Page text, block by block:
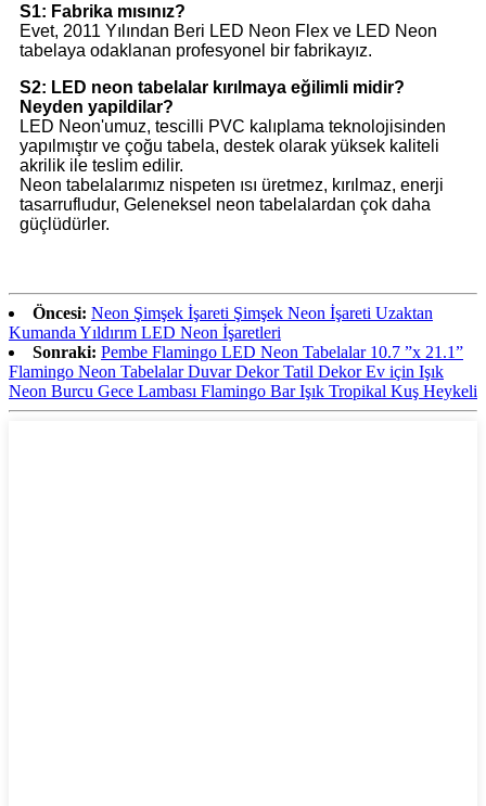
S1: Fabrika mısınız?
Evet, 2011 Yılından Beri LED Neon Flex ve LED Neon
tabelaya odaklanan profesyonel bir fabrikayız.
S2: LED neon tabelalar kırılmaya eğilimli midir?
Neyden yapildilar?
LED Neon'umuz, tescilli PVC kalıplama teknolojisinden
yapılmıştır ve çoğu tabela, destek olarak yüksek kaliteli
akrilik ile teslim edilir.
Neon tabelalarımız nispeten ısı üretmez, kırılmaz, enerji
tasarrufludur, Geleneksel neon tabelalardan çok daha
güçlüdürler.
Öncesi: Neon Şimşek İşareti Şimşek Neon İşareti Uzaktan
Kumanda Yıldırım LED Neon İşaretleri
Sonraki: Pembe Flamingo LED Neon Tabelalar 10.7 ”x 21.1”
Flamingo Neon Tabelalar Duvar Dekor Tatil Dekor Ev için Işık
Neon Burcu Gece Lambası Flamingo Bar Işık Tropikal Kuş Heykeli